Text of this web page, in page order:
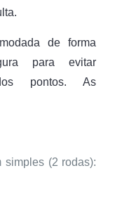
de forma
para evitar
pontos. As
simples (2 rodas):